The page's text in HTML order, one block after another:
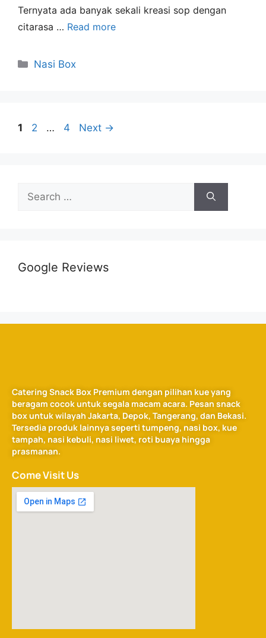
Ternyata ada banyak sekali kreasi sop dengan
citarasa … Read more
Nasi Box
1 2 … 4 Next →
Google Reviews
Catering Snack Box Premium dengan pilihan kue yang
beragam cocok untuk segala macam acara. Pesan snack
box untuk wilayah Jakarta, Depok, Tangerang, dan Bekasi.
Tersedia produk lainnya seperti tumpeng, nasi box, kue
tampah, nasi kebuli, nasi liwet, roti buaya hingga
prasmanan.
Come Visit Us